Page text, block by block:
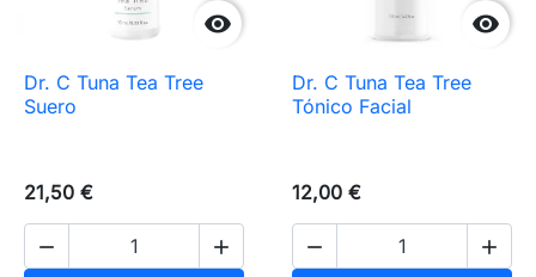

Dr. C Tuna Tea Tree
Suero
21,50 €
 

Dr. C Tuna Tea Tree
Tónico Facial
12,00 €
 